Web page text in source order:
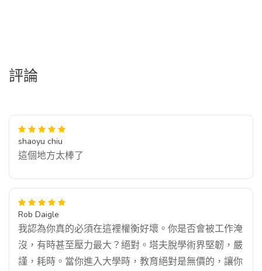
評論
shaoyu chiu
這個地方太棒了
Rob Daigle
我認為你真的必須在這裡權衡好壞。你是否會被工作淹
沒，有時甚至壓力最大？絕對。塔夫脫學術界堅韌，嚴
謹，耗時。當你進入大學時，教育絕對是無價的，讓你